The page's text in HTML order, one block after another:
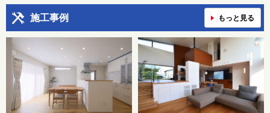
施工事例 もっと見る